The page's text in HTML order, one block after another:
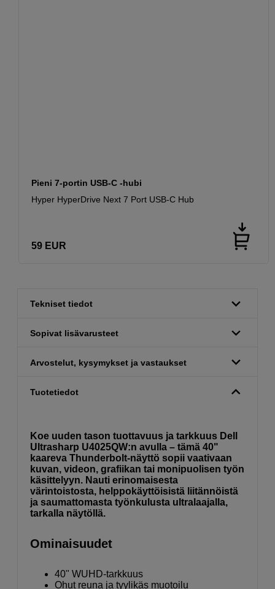
Pieni 7-portin USB-C -hubi
Hyper HyperDrive Next 7 Port USB-C Hub
59 EUR
Tekniset tiedot
Sopivat lisävarusteet
Arvostelut, kysymykset ja vastaukset
Tuotetiedot
Koe uuden tason tuottavuus ja tarkkuus Dell
Ultrasharp U4025QW:n avulla – tämä 40"
kaareva Thunderbolt-näyttö sopii vaativaan
kuvan, videon, grafiikan tai monipuolisen työn
käsittelyyn. Nauti erinomaisesta
värintoistosta, helppokäyttöisistä liitännöistä
ja saumattomasta työnkulusta ultralaajalla,
tarkalla näytöllä.
Ominaisuudet
40" WUHD-tarkkuus
Ohut reuna ja tyylikäs muotoilu